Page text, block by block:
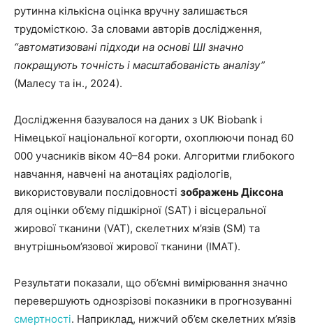
рутинна кількісна оцінка вручну залишається
трудомісткою. За словами авторів дослідження,
“автоматизовані підходи на основі ШІ значно
покращують точність і масштабованість аналізу”
(Малесу та ін., 2024).
Дослідження базувалося на даних з UK Biobank і
Німецької національної когорти, охоплюючи понад 60
000 учасників віком 40–84 роки. Алгоритми глибокого
навчання, навчені на анотаціях радіологів,
використовували послідовності зображень Діксона
для оцінки об’єму підшкірної (SAT) і вісцеральної
жирової тканини (VAT), скелетних м’язів (SM) та
внутрішньом’язової жирової тканини (IMAT).
Результати показали, що об’ємні вимірювання значно
перевершують однозрізові показники в прогнозуванні
смертності. Наприклад, нижчий об’єм скелетних м’язів